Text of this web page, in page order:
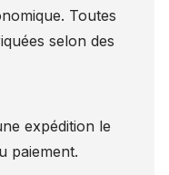
Toutes
selon des
expédition le
paiement.